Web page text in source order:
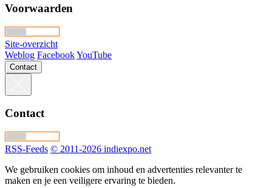
Voorwaarden
Site-overzicht
Weblog FacebookYouTube
Contact
Contact
RSS-Feeds © 2011-2026 indiexpo.net
We gebruiken cookies om inhoud en advertenties relevanter te
maken en je een veiligere ervaring te bieden.